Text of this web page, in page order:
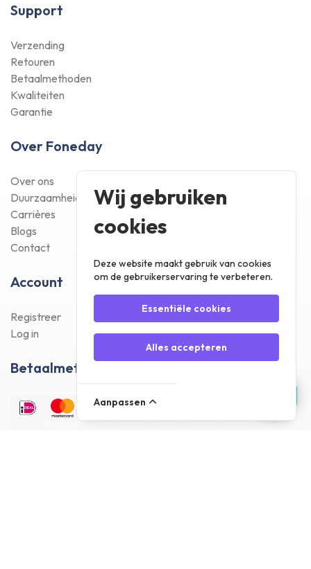
Support
Verzending
Retouren
Betaalmethoden
Kwaliteiten
Garantie
Over Foneday
Over ons
Duurzaamheid
Carrières
Blogs
Contact
Account
Registreer
Log in
Betaalmethodes
Wij gebruiken
cookies
Deze website maakt gebruik van cookies
om de gebruikerservaring te verbeteren.
Essentiële cookies
Alles accepteren
Aanpassen